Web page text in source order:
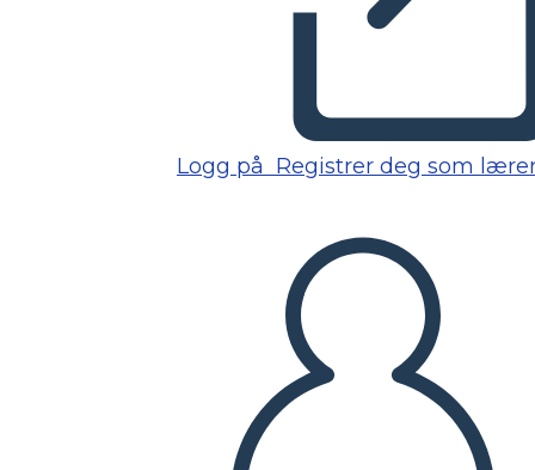
Logg på Registrer deg som